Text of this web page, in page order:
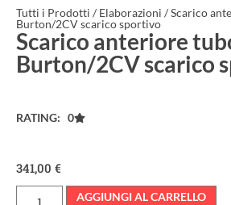
Tutti i Prodotti / Elaborazioni / Scarico
Burton/2CV scarico sportivo
Scarico anteriore
Burton/2CV scarico
RATING: 0
341,00 €
AGGIUNGI AL CARRELLO